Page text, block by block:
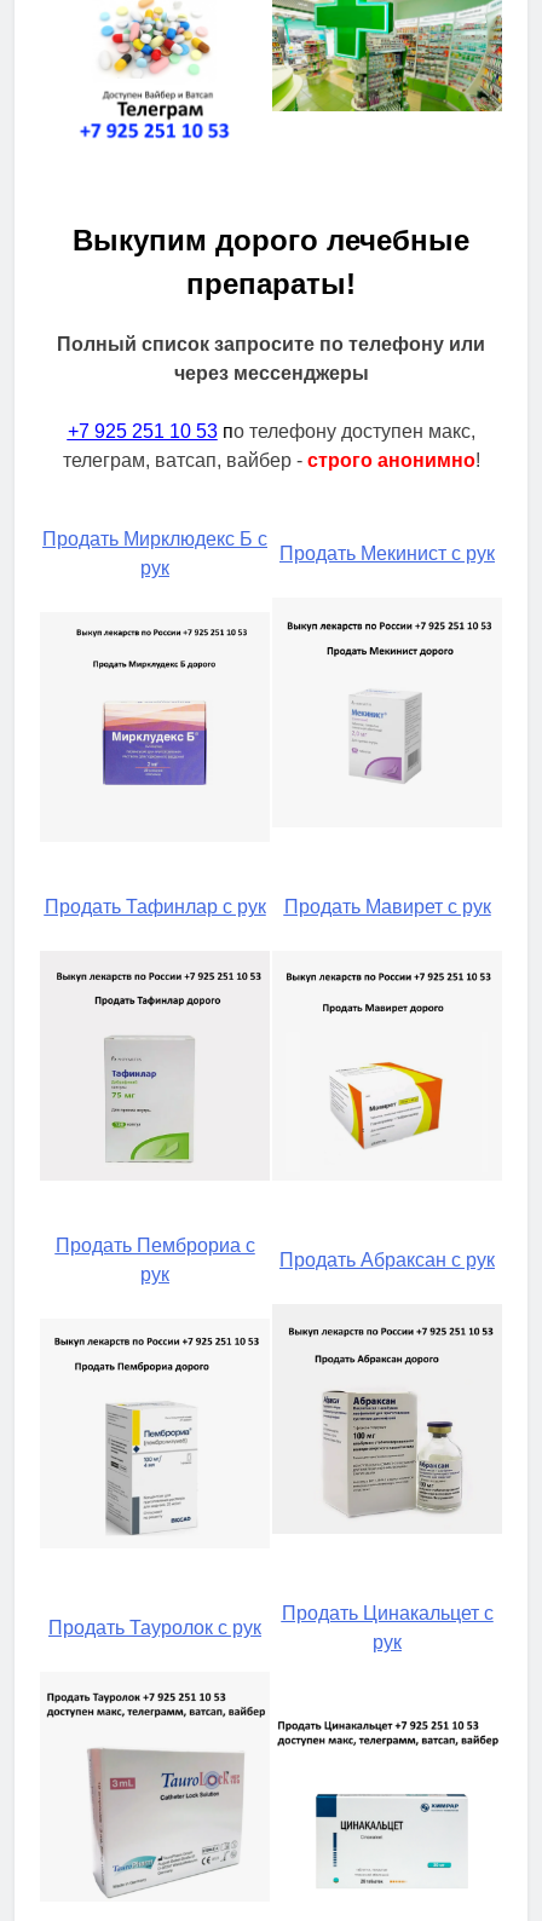
Выкупим дорого лечебные
препараты!
Полный список запросите по телефону или
через мессенджеры
+7 925 251 10 53по телефону доступен макс,
телеграм, ватсап, вайбер - строго анонимно!
Продать Мирклюдекс Б с
рук
Продать Мекинист с рук
Продать Тафинлар с рук Продать Мавирет с рук
Продать Пемброриа с
рук
Продать Абраксан с рук
Продать Тауролок с рук
Продать Цинакальцет с
рук